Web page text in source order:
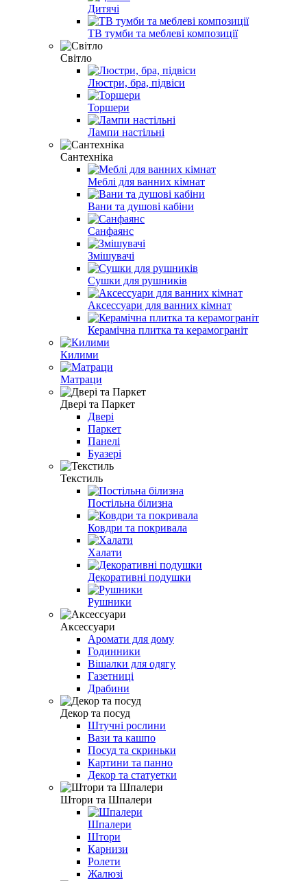
Дитячі
ТВ тумби та меблеві композиції
Світло
Люстри, бра, підвіси
Торшери
Лампи настільні
Сантехніка
Меблі для ванних кімнат
Вани та душові кабіни
Санфаянс
Змішувачі
Сушки для рушників
Аксессуари для ванних кімнат
Керамічна плитка та керамограніт
Килими
Матраци
Двері та Паркет
Двері
Паркет
Панелі
Буазері
Текстиль
Постільна білизна
Ковдри та покривала
Халати
Декоративні подушки
Рушники
Аксессуари
Аромати для дому
Годинники
Вішалки для одягу
Газетниці
Драбини
Декор та посуд
Штучні рослини
Вази та кашпо
Посуд та скриньки
Картини та панно
Декор та статуетки
Штори та Шпалери
Шпалери
Штори
Карнизи
Ролети
Жалюзі